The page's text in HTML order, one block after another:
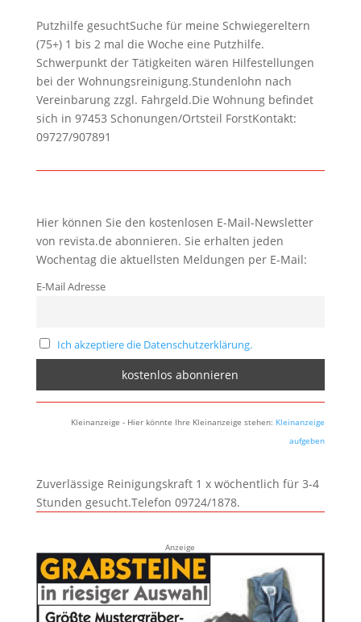
Putzhilfe gesuchtSuche für meine Schwiegereltern
(75+) 1 bis 2 mal die Woche eine Putzhilfe.
Schwerpunkt der Tätigkeiten wären Hilfestellungen
bei der Wohnungsreinigung.Stundenlohn nach
Vereinbarung zzgl. Fahrgeld.Die Wohnung befindet
sich in 97453 Schonungen/Ortsteil ForstKontakt:
09727/907891
Hier können Sie den kostenlosen E-Mail-Newsletter
von revista.de abonnieren. Sie erhalten jeden
Wochentag die aktuellsten Meldungen per E-Mail:
E-Mail Adresse
Ich akzeptiere die Datenschutzerklärung.
Kleinanzeige - Hier könnte Ihre Kleinanzeige stehen: Kleinanzeige
aufgeben
Zuverlässige Reinigungskraft 1 x wöchentlich für 3-4
Stunden gesucht.Telefon 09724/1878.
Anzeige